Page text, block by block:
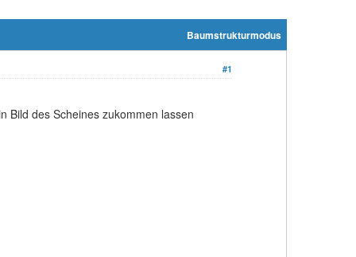
Baumstrukturmodus
#1
Bild des Scheines zukommen lassen